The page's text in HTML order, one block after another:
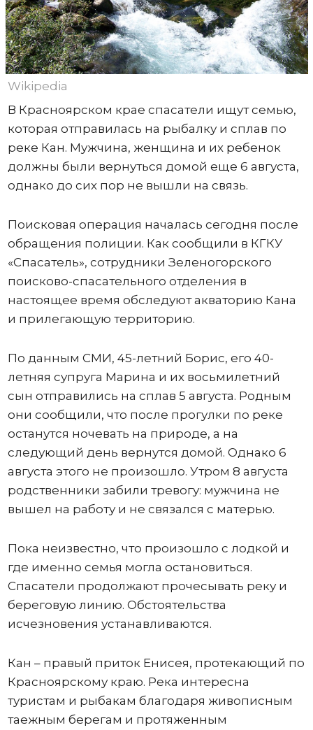
Wikipedia
В Красноярском крае спасатели ищут семью,
которая отправилась на рыбалку и сплав по
реке Кан. Мужчина, женщина и их ребенок
должны были вернуться домой еще 6 августа,
однако до сих пор не вышли на связь.
Поисковая операция началась сегодня после
обращения полиции. Как сообщили в КГКУ
«Спасатель», сотрудники Зеленогорского
поисково-спасательного отделения в
настоящее время обследуют акваторию Кана
и прилегающую территорию.
По данным СМИ, 45-летний Борис, его 40-
летняя супруга Марина и их восьмилетний
сын отправились на сплав 5 августа. Родным
они сообщили, что после прогулки по реке
останутся ночевать на природе, а на
следующий день вернутся домой. Однако 6
августа этого не произошло. Утром 8 августа
родственники забили тревогу: мужчина не
вышел на работу и не связался с матерью.
Пока неизвестно, что произошло с лодкой и
где именно семья могла остановиться.
Спасатели продолжают прочесывать реку и
береговую линию. Обстоятельства
исчезновения устанавливаются.
Кан – правый приток Енисея, протекающий по
Красноярскому краю. Река интересна
туристам и рыбакам благодаря живописным
таежным берегам и протяженным